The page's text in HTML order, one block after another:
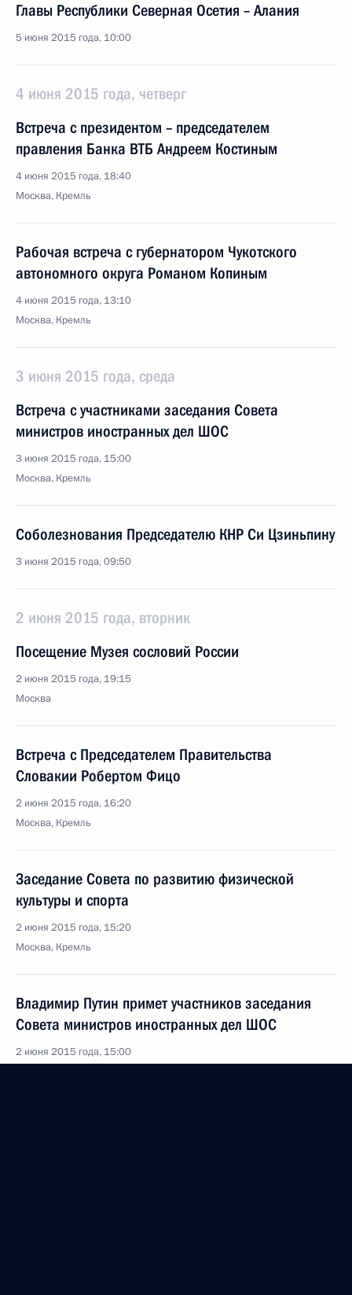
Главы Республики Северная Осетия – Алания
5 июня 2015 года, 10:00
4 июня 2015 года, четверг
Встреча с президентом – председателем
правления Банка ВТБ Андреем Костиным
4 июня 2015 года, 18:40
Москва, Кремль
Рабочая встреча с губернатором Чукотского
автономного округа Романом Копиным
4 июня 2015 года, 13:10
Москва, Кремль
3 июня 2015 года, среда
Встреча с участниками заседания Совета
министров иностранных дел ШОС
3 июня 2015 года, 15:00
Москва, Кремль
Соболезнования Председателю КНР Си Цзиньпину
3 июня 2015 года, 09:50
2 июня 2015 года, вторник
Посещение Музея сословий России
2 июня 2015 года, 19:15
Москва
Встреча с Председателем Правительства
Словакии Робертом Фицо
2 июня 2015 года, 16:20
Москва, Кремль
Заседание Совета по развитию физической
культуры и спорта
2 июня 2015 года, 15:20
Москва, Кремль
Владимир Путин примет участников заседания
Совета министров иностранных дел ШОС
2 июня 2015 года, 15:00